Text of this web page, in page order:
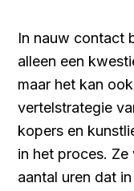
In nauw contact
alleen een
maar het kan
vertelstrategie
kopers en
in het proces.
aantal uren dat